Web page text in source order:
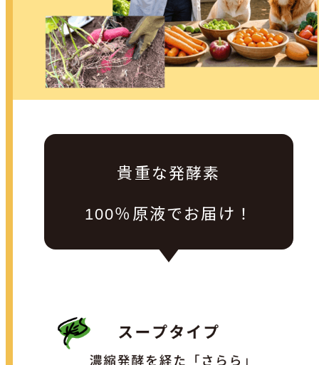
貴重な発酵素
100％原液でお届け！